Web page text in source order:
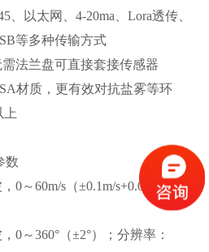
、以太网、4-20ma、Lora透传、
等多种传输方式
法兰盘可直接套接传感器
材质，更有效对抗盐雾等环
上
数
0～60m/s（±0.1m/s+0.01V）分
0～360°（±2°）；分辨率：